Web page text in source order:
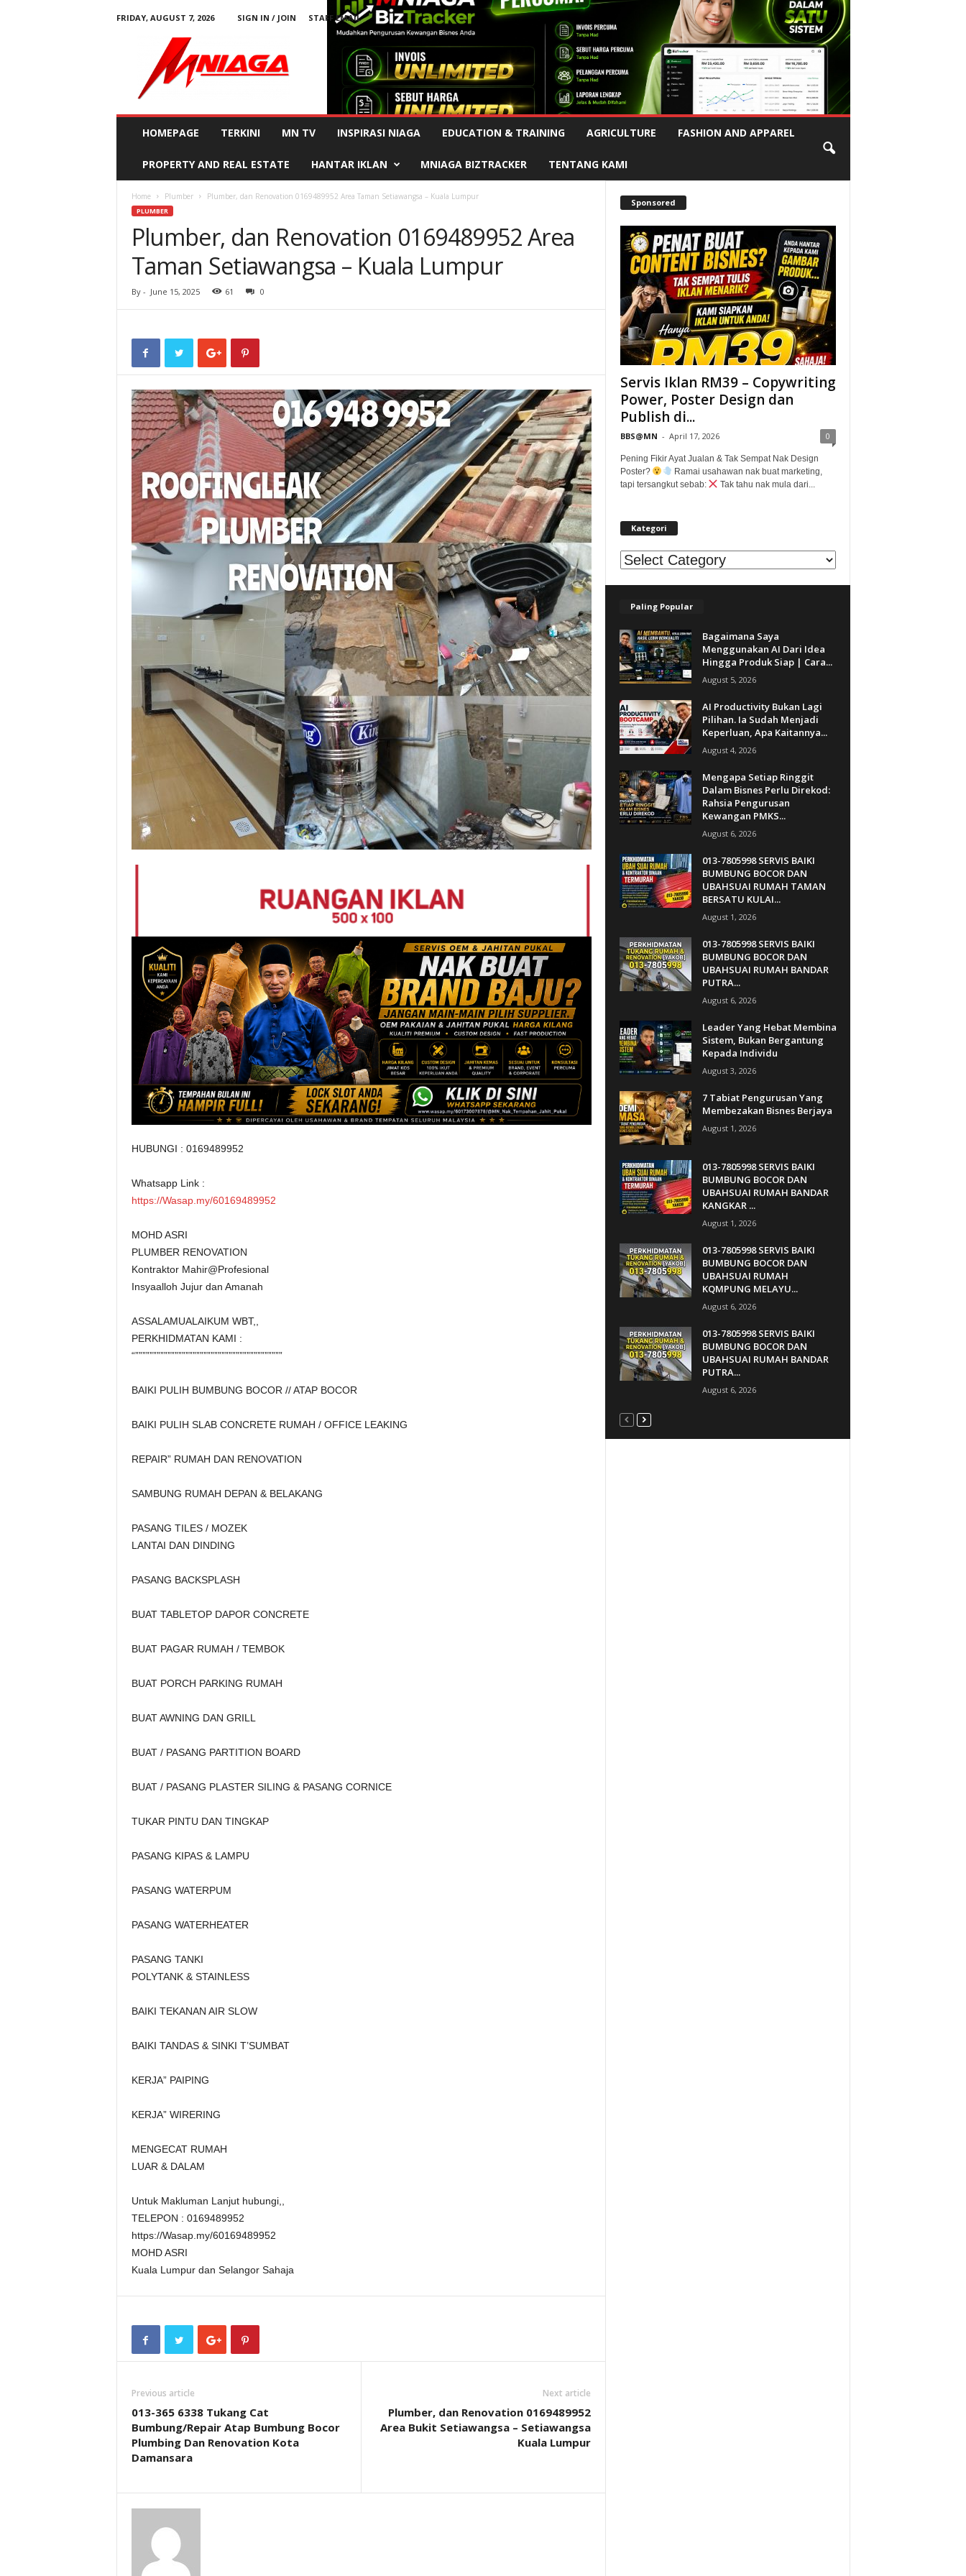
FRIDAY, AUGUST 7, 2026 SIGN IN / JOIN STAFF EMAIL
Advertisement
HOMEPAGE TERKINI MN TV INSPIRASI NIAGA EDUCATION & TRAINING AGRICULTURE FASHION AND APPAREL
PROPERTY AND REAL ESTATE HANTAR IKLAN MNIAGA BIZTRACKER TENTANG KAMI
Home Plumber Plumber, dan Renovation 0169489952 Area Taman Setiawangsa – Kuala Lumpur
PLUMBER
Plumber, dan Renovation 0169489952 Area
Taman Setiawangsa – Kuala Lumpur
By - June 15, 2025 61 0
HUBUNGI : 0169489952
Whatsapp Link :
https://Wasap.my/60169489952
MOHD ASRI
PLUMBER RENOVATION
Kontraktor Mahir@Profesional
Insyaalloh Jujur dan Amanah
ASSALAMUALAIKUM WBT,,
PERKHIDMATAN KAMI :
“”””””””””””””””””””””””””””””””””””””””””
BAIKI PULIH BUMBUNG BOCOR // ATAP BOCOR
BAIKI PULIH SLAB CONCRETE RUMAH / OFFICE LEAKING
REPAIR” RUMAH DAN RENOVATION
SAMBUNG RUMAH DEPAN & BELAKANG
PASANG TILES / MOZEK
LANTAI DAN DINDING
PASANG BACKSPLASH
BUAT TABLETOP DAPOR CONCRETE
BUAT PAGAR RUMAH / TEMBOK
BUAT PORCH PARKING RUMAH
BUAT AWNING DAN GRILL
BUAT / PASANG PARTITION BOARD
BUAT / PASANG PLASTER SILING & PASANG CORNICE
TUKAR PINTU DAN TINGKAP
PASANG KIPAS & LAMPU
PASANG WATERPUM
PASANG WATERHEATER
PASANG TANKI
POLYTANK & STAINLESS
BAIKI TEKANAN AIR SLOW
BAIKI TANDAS & SINKI T’SUMBAT
KERJA” PAIPING
KERJA” WIRERING
MENGECAT RUMAH
LUAR & DALAM
Untuk Makluman Lanjut hubungi,,
TELEPON : 0169489952
https://Wasap.my/60169489952
MOHD ASRI
Kuala Lumpur dan Selangor Sahaja
Previous article
013-365 6338 Tukang Cat
Bumbung/Repair Atap Bumbung Bocor
Plumbing Dan Renovation Kota
Damansara
Next article
Plumber, dan Renovation 0169489952
Area Bukit Setiawangsa – Setiawangsa
Kuala Lumpur
Sponsored
Servis Iklan RM39 – Copywriting
Power, Poster Design dan
Publish di...
BBS@MN - April 17, 2026 0
Pening Fikir Ayat Jualan & Tak Sempat Nak Design
Poster?
Ramai usahawan nak buat marketing,
tapi tersangkut sebab:
Tak tahu nak mula dari...
Kategori
Kategori
Paling Popular
Bagaimana Saya
Menggunakan AI Dari Idea
Hingga Produk Siap | Cara...
August 5, 2026
AI Productivity Bukan Lagi
Pilihan. Ia Sudah Menjadi
Keperluan, Apa Kaitannya...
August 4, 2026
Mengapa Setiap Ringgit
Dalam Bisnes Perlu Direkod:
Rahsia Pengurusan
Kewangan PMKS...
August 6, 2026
013-7805998 SERVIS BAIKI
BUMBUNG BOCOR DAN
UBAHSUAI RUMAH TAMAN
BERSATU KULAI...
August 1, 2026
013-7805998 SERVIS BAIKI
BUMBUNG BOCOR DAN
UBAHSUAI RUMAH BANDAR
PUTRA...
August 6, 2026
Leader Yang Hebat Membina
Sistem, Bukan Bergantung
Kepada Individu
August 3, 2026
7 Tabiat Pengurusan Yang
Membezakan Bisnes Berjaya
August 1, 2026
013-7805998 SERVIS BAIKI
BUMBUNG BOCOR DAN
UBAHSUAI RUMAH BANDAR
KANGKAR ...
August 1, 2026
013-7805998 SERVIS BAIKI
BUMBUNG BOCOR DAN
UBAHSUAI RUMAH
KQMPUNG MELAYU...
August 6, 2026
013-7805998 SERVIS BAIKI
BUMBUNG BOCOR DAN
UBAHSUAI RUMAH BANDAR
PUTRA...
August 6, 2026